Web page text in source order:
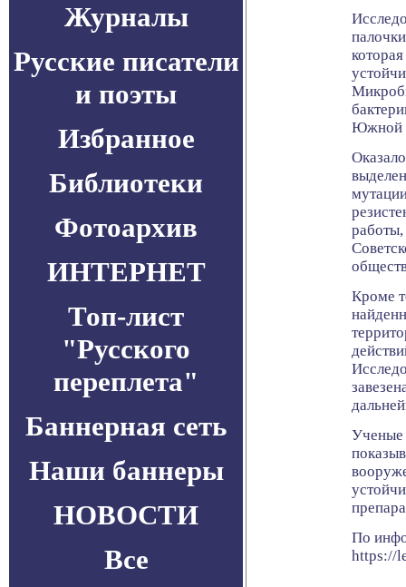
Журналы
Русские писатели
и поэты
Избранное
Библиотеки
Фотоархив
ИНТЕРНЕТ
Топ-лист
"Русского
переплета"
Баннерная сеть
Наши баннеры
НОВОСТИ
Все
Южной
работы,
Кроме
Ученые
По
https://